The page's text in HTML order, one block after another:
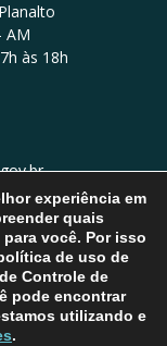
AM
às 18h
experiência em
quais
você. Por isso
de uso de
Controle de
pode encontrar
utilizando e
.